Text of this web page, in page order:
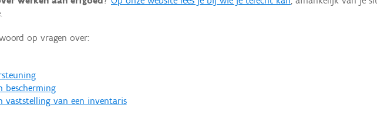
op vragen over:
bescherming
vaststelling van een inventaris